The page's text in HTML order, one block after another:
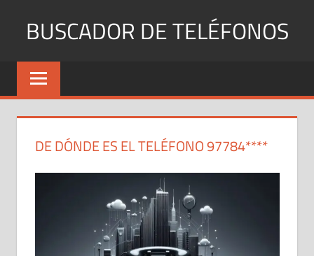
BUSCADOR DE TELÉFONOS
Identifica
Números
y
DE DÓNDE ES EL TELÉFONO 97784****